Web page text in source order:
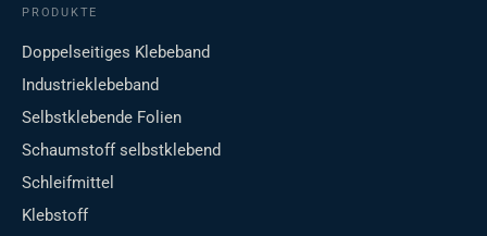
PRODUKTE
Doppelseitiges Klebeband
Industrieklebeband
Selbstklebende Folien
Schaumstoff selbstklebend
Schleifmittel
Klebstoff